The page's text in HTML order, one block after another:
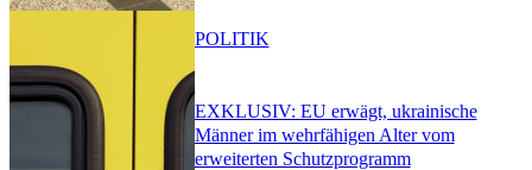
EXKLUSIV: EU erwägt, ukrainische
Männer im wehrfähigen Alter vom
erweiterten Schutzprogramm
POLITIK